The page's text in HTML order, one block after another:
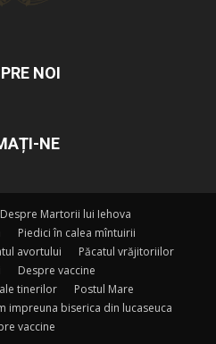
NOI
NE
Despre Martorii lui Iehova
Piedici în calea mîntuirii
avortului
Păcatul vrăjitoriilor
Despre vaccine
tinerilor
Postul Mare
impreuna biserica din lucaseuca
vaccine